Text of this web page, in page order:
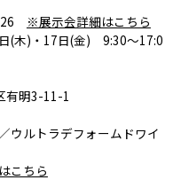
※展示会詳細はこちら
(木)・17日(金) 9:30～17:0
明3-11-1
ウルトラデフォームドワイ
こちら